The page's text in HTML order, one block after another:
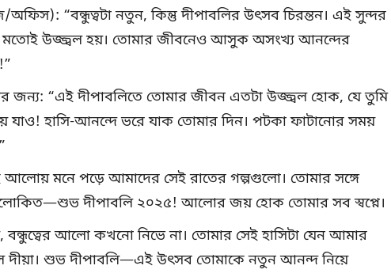
“বন্ধুত্বটা নতুন, কিন্তু দীপাবলির উৎসব চিরন্তন। এই সুন্দর
উজ্জ্বল হয়। তোমার জীবনেও আসুক অসংখ্য আনন্দের
জন্য: “এই দীপাবলিতে তোমার জীবন এতটা উজ্জ্বল হোক, যে তুমি
যাও! হাসি-আনন্দে ভরে যাক তোমার দিন। পটকা ফাটানোর সময়
আলোয় মনে পড়ে আমাদের সেই রাতের গল্পগুলো। তোমার সঙ্গে
দীপাবলি ২০২৫! আলোর জয় হোক তোমার সব স্বপ্নে।
বন্ধুত্বের আলো কখনো নিভে না। তোমার সেই হাসিটা যেন আমার
দীয়া। শুভ দীপাবলি—এই উৎসব তোমাকে নতুন আনন্দ নিয়ে